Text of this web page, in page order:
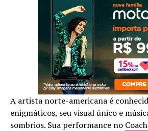
A artista norte-americana é
enigmáticos, seu visual único e
sombrios. Sua performance no